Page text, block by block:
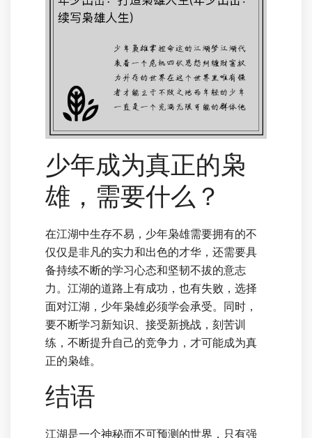
少年成为真正的枭
雄，需要什么？
在江湖中生存不易，少年枭雄需要拥有的不
仅仅是非凡的实力和出色的才华，还需要具
备持续不断的学习心态和坚韧不拔的意志
力。江湖的道路上有成功，也有失败，选择
面对江湖，少年枭雄必须学会承受。同时，
要不断学习新知识、接受新挑战，刻苦训
练，不断提升自己的竞争力，才可能成为真
正的枭雄。
结语
江湖是一个神秘而不可预测的世界，只有强